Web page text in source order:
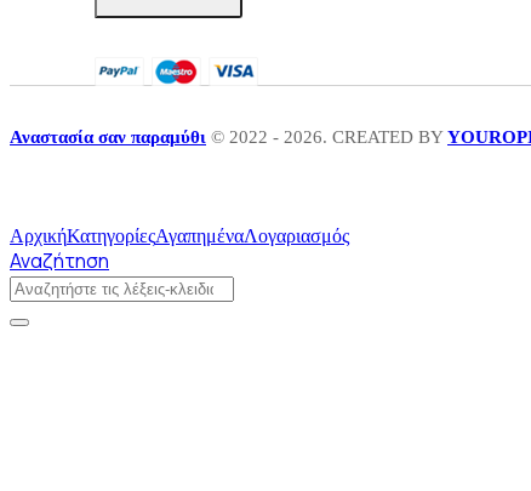
Αναστασία σαν παραμύθι © 2022 - 2026. CREATED BY
ΑρχικήΚατηγορίεςΑγαπημέναΛογαριασμός
Αναζήτηση